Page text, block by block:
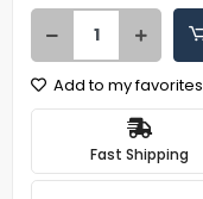
Add to my favorites
Fast Shipping